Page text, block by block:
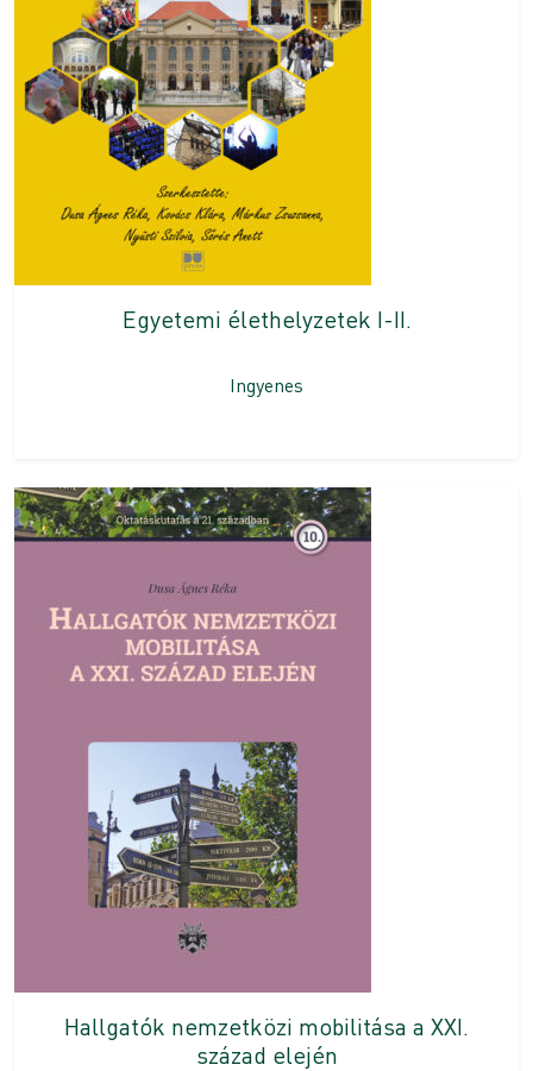
Egyetemi élethelyzetek I-II.
Ingyenes
Hallgatók nemzetközi mobilitása a XXI.
század elején